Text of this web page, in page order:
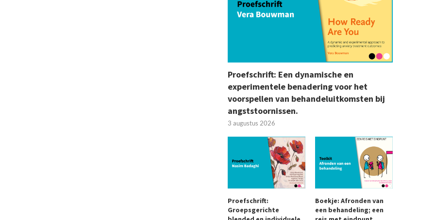
Proefschrift: Een dynamische en
experimentele benadering voor het
voorspellen van behandeluitkomsten bij
angststoornissen.
3 augustus 2026
Proefschrift:
Groepsgerichte
Boekje: Afronden van
een behandeling; een